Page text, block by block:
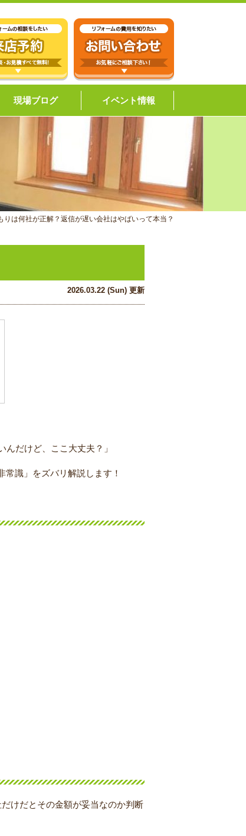
現場ブログ イベント情報
りは何社が正解？返信が遅い会社はやばいって本当？
2026.03.22 (Sun) 更新
だけど、ここ大丈夫？」
識」をズバリ解説します！
けだとその金額が妥当なのか判断